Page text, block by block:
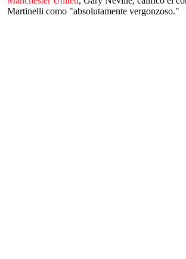
Martinelli como "absolutamente vergonzoso."